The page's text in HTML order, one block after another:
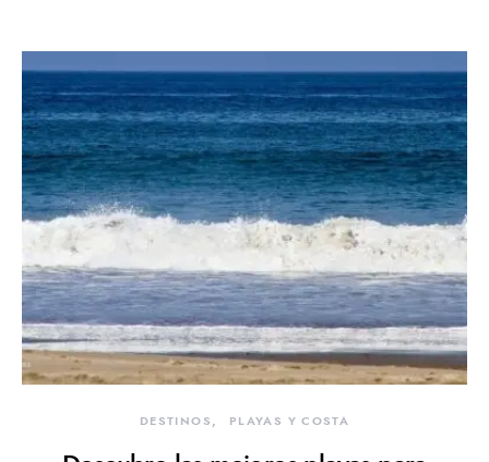
DESTINOS PLAYAS Y COSTA